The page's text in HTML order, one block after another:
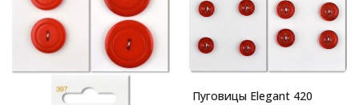
Пуговицы Elegant 420